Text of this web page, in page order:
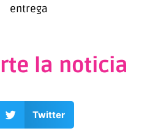
entrega
la noticia
Twitter